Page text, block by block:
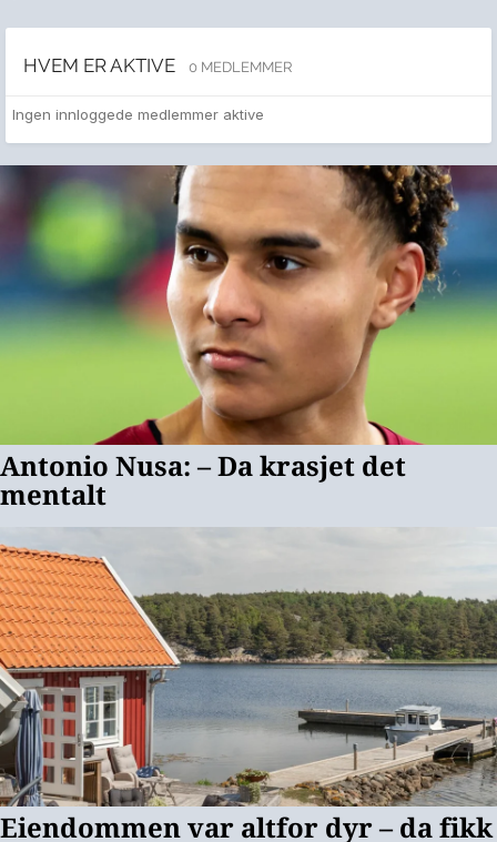
HVEM ER AKTIVE 0 MEDLEMMER
Ingen innloggede medlemmer aktive